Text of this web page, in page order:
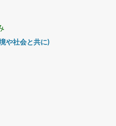
や社会と共に)